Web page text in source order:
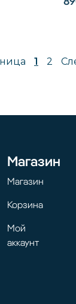
1 2
Магазин
Магазин
Корзина
Мой
аккаунт